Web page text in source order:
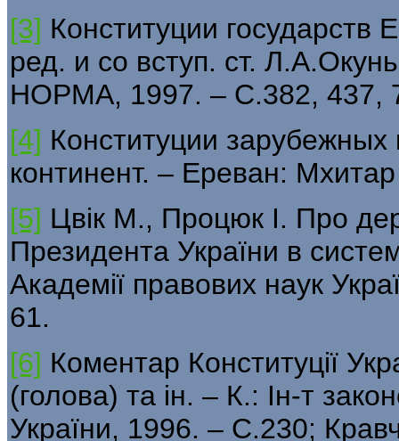
[3] Конституции
ред. и со вступ. ст.
НОРМА, 1997. – С.382, 437,
[4] Конституции зарубежных
континент. – Ереван:
[5] Цвік М., Процюк І. Про
Президента України в
Академії правових наук
61.
[6] Коментар Конституції
(голова) та ін. – К.: Ін-т
України, 1996. – С.230;